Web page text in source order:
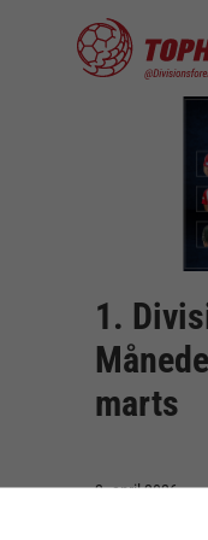
1.
marts
2. april 2026
1. Division